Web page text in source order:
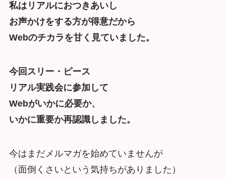
私はリアルにおつきあいし
お声かけをする方が得意だから
Webのチカラを甘く見ていました。
今回スリー・ピース
リアル実践会に参加して
Webがいかに必要か、
いかに重要か再認識しました。
今はまだメルマガを始めていませんが
（面倒くさいという気持ちがありました）